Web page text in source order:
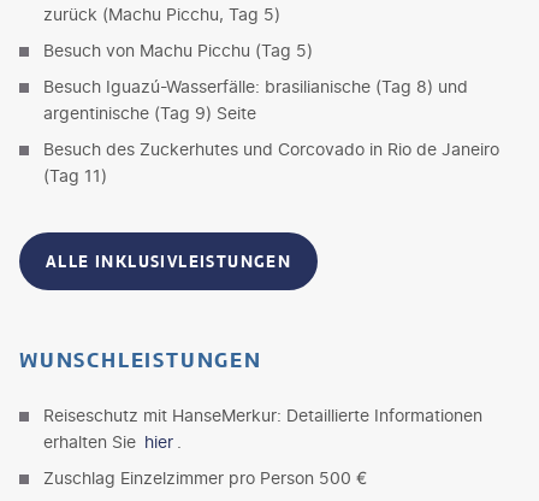
zurück (Machu Picchu, Tag 5)
Besuch von Machu Picchu (Tag 5)
Besuch Iguazú-Wasserfälle: brasilianische (Tag 8) und
argentinische (Tag 9) Seite
Besuch des Zuckerhutes und Corcovado in Rio de Janeiro
(Tag 11)
ALLE INKLUSIVLEISTUNGEN
WUNSCHLEISTUNGEN
Reiseschutz mit HanseMerkur: Detaillierte Informationen
erhalten Sie hier
Zuschlag Einzelzimmer pro Person 500 €